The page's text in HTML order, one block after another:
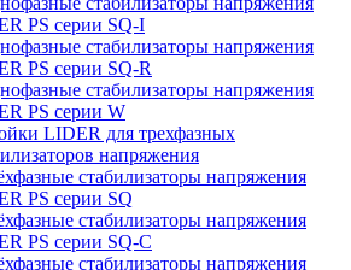
PS серии SQ-I
стабилизаторы напряжения
PS серии SQ-R
стабилизаторы напряжения
PS серии W
LIDER для трехфазных
напряжения
стабилизаторы напряжения
PS серии SQ
стабилизаторы напряжения
PS серии SQ-C
стабилизаторы напряжения